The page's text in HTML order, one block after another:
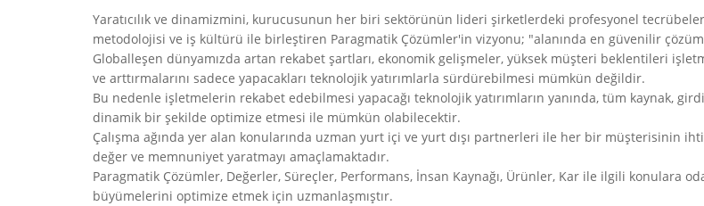
Yaratıcılık ve dinamizmini, kurucusunun her biri sektörünün lideri şirketlerdeki profesyonel
metodolojisi ve iş kültürü ile birleştiren Paragmatik Çözümler'in vizyonu; "alanında en güvenilir çözüm
Globalleşen dünyamızda artan rekabet şartları, ekonomik gelişmeler, yüksek müşteri beklentileri
ve arttırmalarını sadece yapacakları teknolojik yatırımlarla sürdürebilmesi mümkün değildir.
Bu nedenle işletmelerin rekabet edebilmesi yapacağı teknolojik yatırımların yanında, tüm kaynak,
dinamik bir şekilde optimize etmesi ile mümkün olabilecektir.
Çalışma ağında yer alan konularında uzman yurt içi ve yurt dışı partnerleri ile her bir müşterisinin
değer ve memnuniyet yaratmayı amaçlamaktadır.
Paragmatik Çözümler, Değerler, Süreçler, Performans, İnsan Kaynağı, Ürünler, Kar ile ilgili konulara
büyümelerini optimize etmek için uzmanlaşmıştır.